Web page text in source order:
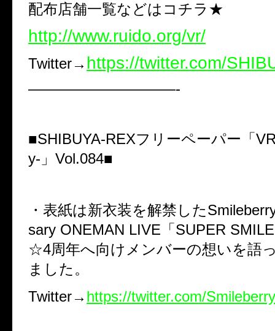
配布店舗一覧などはコチラ★
http://www.ruido.org/vr/
Twitter→ https://twitter.com/
——————————-
■SHIBUYA-REXフリーペーパー「
y-」Vol.084■
・表紙は新衣装を解禁した
sary ONEMAN LIVE「SUPER
☆4周年へ向けメンバーの想いを語
ました。
Twitter→ https://twitter.com/